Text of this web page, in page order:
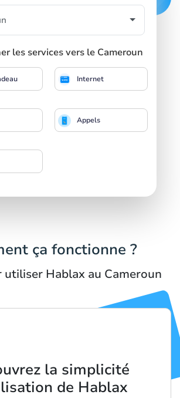
les services vers le Cameroun
Internet
Appels
ça fonctionne ?
utiliser Hablax au Cameroun
la simplicité
de Hablax